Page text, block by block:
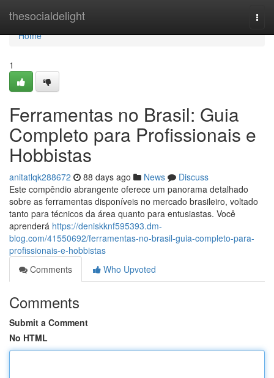
thesocialdelight
Home
Home
1
Ferramentas no Brasil: Guia
Completo para Profissionais e
Hobbistas
anitatlqk288672 88 days ago News
Discuss
Este compêndio abrangente oferece um panorama detalhado
sobre as ferramentas disponíveis no mercado brasileiro, voltado
tanto para técnicos da área quanto para entusiastas. Você
aprenderá https://deniskknf595393.dm-
blog.com/41550692/ferramentas-no-brasil-guia-completo-para-
profissionais-e-hobbistas
Comments
Who Upvoted
Comments
Submit a Comment
No HTML